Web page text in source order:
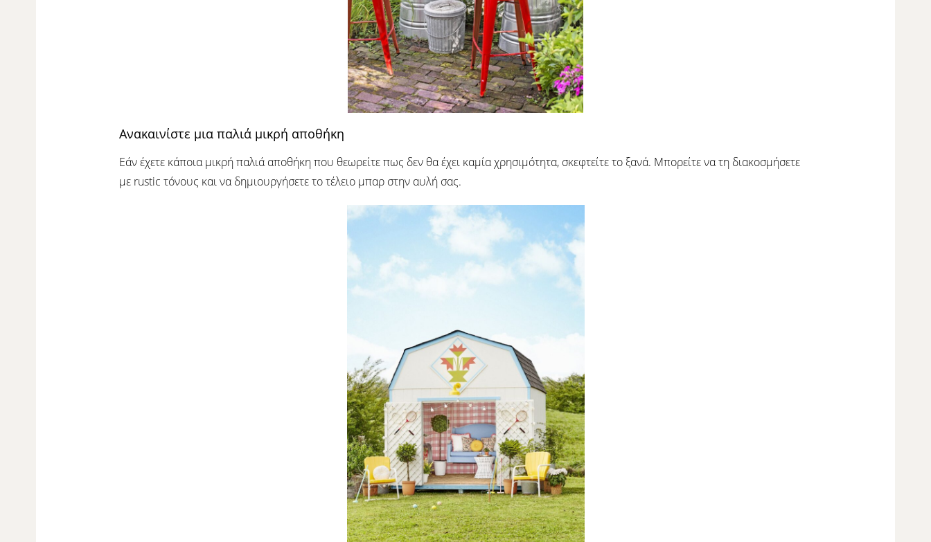
Ανακαινίστε μια παλιά μικρή αποθήκη
Εάν έχετε κάποια μικρή παλιά αποθήκη που θεωρείτε πως δεν θα έχει καμία χρησιμότητα, σκεφτείτε το ξανά. Μπορείτε να τη διακοσμήσετε
με rustic τόνους και να δημιουργήσετε το τέλειο μπαρ στην αυλή σας.